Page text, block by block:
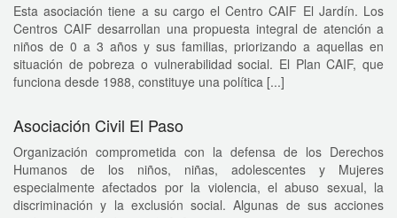
Esta asociación tiene a su cargo el Centro CAIF El Jardín. Los
Centros CAIF desarrollan una propuesta integral de atención a
niños de 0 a 3 años y sus familias, priorizando a aquellas en
situación de pobreza o vulnerabilidad social. El Plan CAIF, que
funciona desde 1988, constituye una política [...]
Asociación Civil El Paso
Organización comprometida con la defensa de los Derechos
Humanos de los niños, niñas, adolescentes y Mujeres
especialmente afectados por la violencia, el abuso sexual, la
discriminación y la exclusión social. Algunas de sus acciones